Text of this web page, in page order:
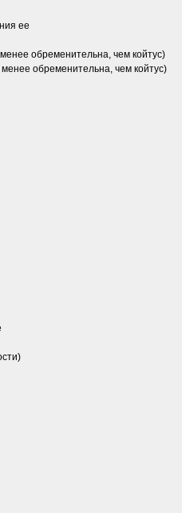
ее
обременительна, чем койтус)
обременительна, чем койтус)